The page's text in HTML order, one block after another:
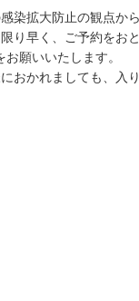
染拡大防止の観点か
り早く、ご予約をお
お願いいたします。
おかれましても、入